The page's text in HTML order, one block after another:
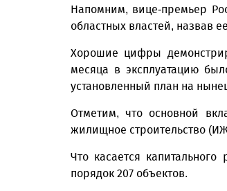
Напомним, вице-премьер
областных властей, назвав
Хорошие цифры
месяца в эксплуатацию
установленный план на
Отметим, что основной
жилищное строительство
Что касается
порядок 207 объектов.